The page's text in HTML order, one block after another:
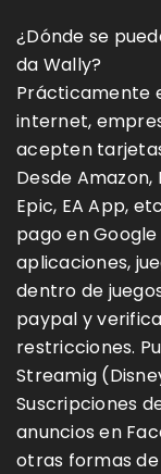
¿Dónde se
da Wally?
Prácticamente
internet,
acepten
Desde
Epic, EA App,
pago en
aplicaciones,
dentro de
paypal y
restricciones.
Streamig
Suscripciones
anuncios en
otras formas de